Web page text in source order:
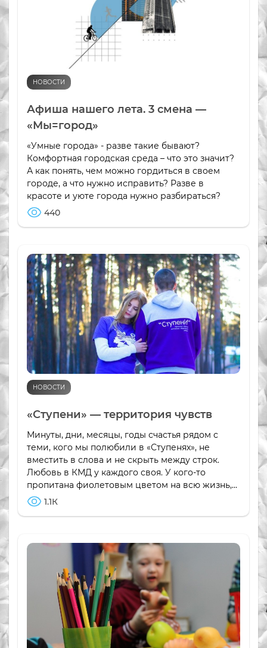
НОВОСТИ
Афиша нашего лета. 3 смена —
«Мы=город»
«Умные города» - разве такие бывают?
Комфортная городская среда – что это значит?
А как понять, чем можно гордиться в своем
городе, а что нужно исправить? Разве в
красоте и уюте города нужно разбираться?
440
НОВОСТИ
«Ступени» — территория чувств
Минуты, дни, месяцы, годы счастья рядом с
теми, кого мы полюбили в «Ступенях», не
вместить в слова и не скрыть между строк.
Любовь в КМД у каждого своя. У кого-то
пропитана фиолетовым цветом на всю жизнь,...
1.1К